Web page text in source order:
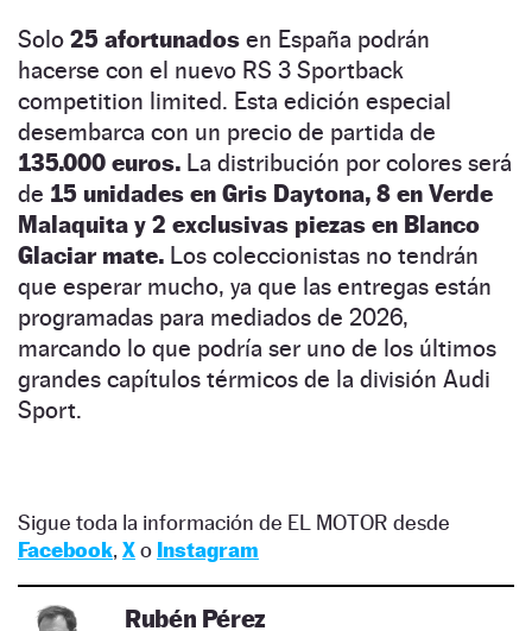
Solo 25 afortunados en España podrán
hacerse con el nuevo RS 3 Sportback
competition limited. Esta edición especial
desembarca con un precio de partida de
135.000 euros. La distribución por colores será
de 15 unidades en Gris Daytona, 8 en Verde
Malaquita y 2 exclusivas piezas en Blanco
Glaciar mate. Los coleccionistas no tendrán
que esperar mucho, ya que las entregas están
programadas para mediados de 2026,
marcando lo que podría ser uno de los últimos
grandes capítulos térmicos de la división Audi
Sport.
Sigue toda la información de EL MOTOR desde
Facebook, Xo Instagram
Rubén Pérez